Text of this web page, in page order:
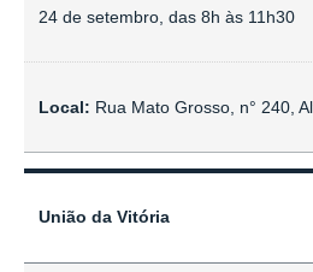
24 de setembro, das 8h às 11h30
Local: Rua Mato Grosso, n° 240,
União da Vitória